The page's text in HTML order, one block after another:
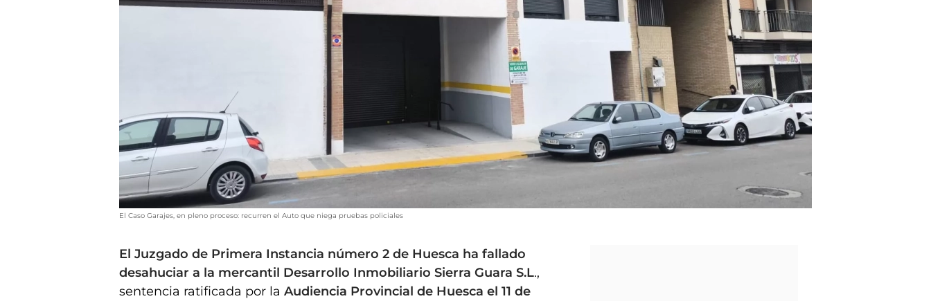
El Caso Garajes, en pleno proceso: recurren el Auto que niega pruebas policiales
El Juzgado de Primera Instancia número 2 de Huesca ha fallado
desahuciar a la mercantil Desarrollo Inmobiliario Sierra Guara S.L.,
sentencia ratificada por la Audiencia Provincial de Huesca el 11 de